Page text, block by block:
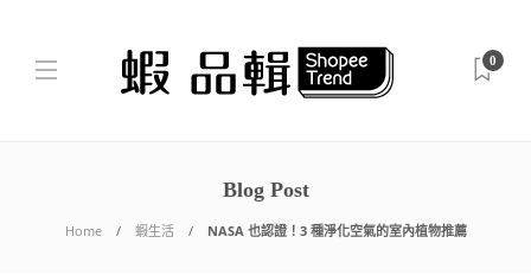
0
Blog Post
Home 蝦生活 NASA 也認證！3 種淨化空氣的室內植物推薦